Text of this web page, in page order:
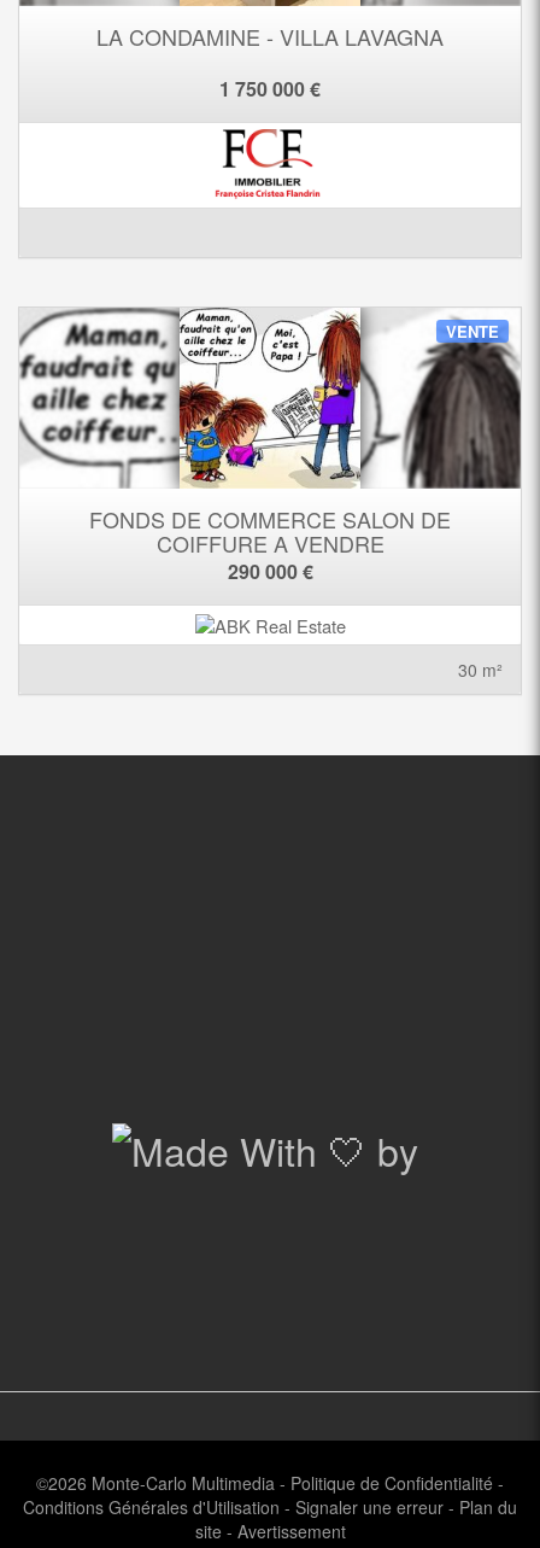
LA CONDAMINE - VILLA LAVAGNA
1 750 000 €
VENTE
FONDS DE COMMERCE SALON DE
COIFFURE A VENDRE
290 000 €
30 m²
©2026 Monte-Carlo Multimedia - Politique de Confidentialité -
Conditions Générales d'Utilisation - Signaler une erreur - Plan du
site - Avertissement